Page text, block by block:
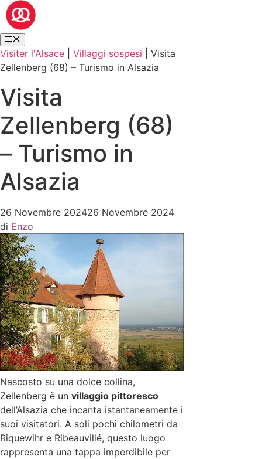
Visiter l'Alsace Villaggi sospesi
Visita
Zellenberg (68) – Turismo in Alsazia
Visita
Zellenberg (68)
– Turismo in
Alsazia
26 Novembre 202426 Novembre 2024
di Enzo
Nascosto su una dolce collina,
Zellenberg è un villaggio pittoresco
dell’Alsazia che incanta istantaneamente i
suoi visitatori. A soli pochi chilometri da
Riquewihr e Ribeauvillé, questo luogo
rappresenta una tappa imperdibile per